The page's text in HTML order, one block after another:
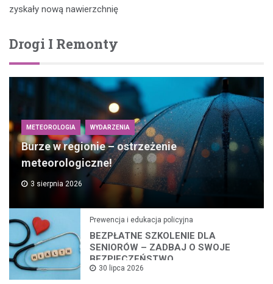
zyskały nową nawierzchnię
Drogi I Remonty
METEOROLOGIA WYDARZENIA
Burze w regionie – ostrzeżenie
meteorologiczne!
3 sierpnia 2026
Prewencja i edukacja policyjna
BEZPŁATNE SZKOLENIE DLA
SENIORÓW – ZADBAJ O SWOJE
BEZPIECZEŃSTWO
30 lipca 2026